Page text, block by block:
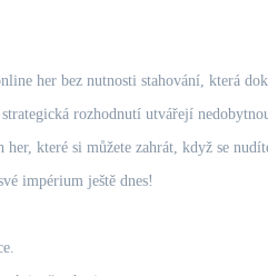
her bez nutnosti stahování, která
rozhodnutí utvářejí
které si můžete zahrát, když se
impérium ještě dnes!